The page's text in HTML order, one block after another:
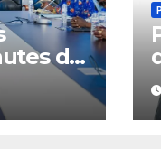
de
sur